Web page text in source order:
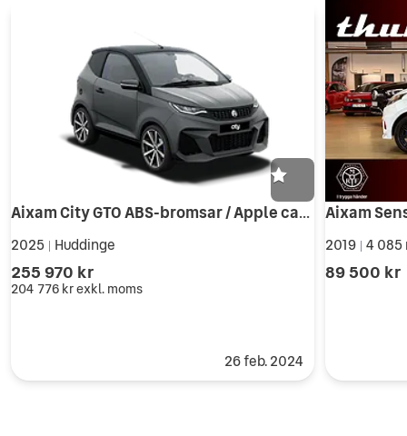
Aixam City GTO ABS-bromsar / Apple carplay / Stora skärmen
2025 Huddinge
255 970 kr
204 776 krexkl. moms
26 feb. 2024
2019 4
89 500 kr